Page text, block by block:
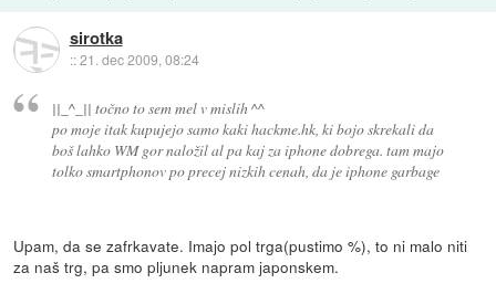
sirotka
::21. dec 2009, 08:24
||_^_|| točno to sem mel v mislih ^^
po moje itak kupujejo samo kaki hackme.hk, ki bojo skrekali da
boš lahko WM gor naložil al pa kaj za iphone dobrega. tam majo
tolko smartphonov po precej nizkih cenah, da je iphone garbage
Upam, da se zafrkavate. Imajo pol trga(pustimo %), to ni malo niti
za naš trg, pa smo pljunek napram japonskem.